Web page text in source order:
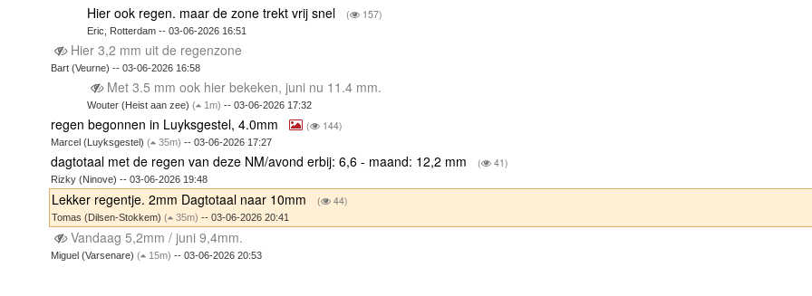
Hier ook regen. maar de zone trekt vrij snel ( 157)
Eric, Rotterdam -- 03-06-2026 16:51
Hier 3,2 mm uit de regenzone
Bart (Veurne) -- 03-06-2026 16:58
Met 3.5 mm ook hier bekeken, juni nu 11.4 mm.
Wouter (Heist aan zee) ( 1m) -- 03-06-2026 17:32
regen begonnen in Luyksgestel, 4.0mm ( 144)
Marcel (Luyksgestel)( 35m) -- 03-06-2026 17:27
dagtotaal met de regen van deze NM/avond erbij: 6,6 - maand: 12,2 mm ( 41)
Rizky (Ninove) -- 03-06-2026 19:48
Lekker regentje. 2mm Dagtotaal naar 10mm ( 44)
Tomas (Dilsen-Stokkem)( 35m) -- 03-06-2026 20:41
Vandaag 5,2mm / juni 9,4mm.
Miguel (Varsenare)( 15m) -- 03-06-2026 20:53